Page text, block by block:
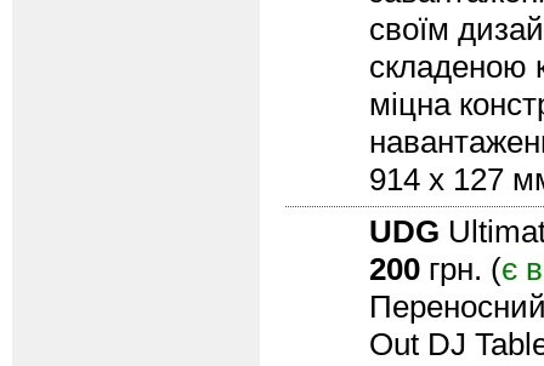
своїм
складеною
міцна
914 x 127
UDG
200 грн. (є
Out DJ